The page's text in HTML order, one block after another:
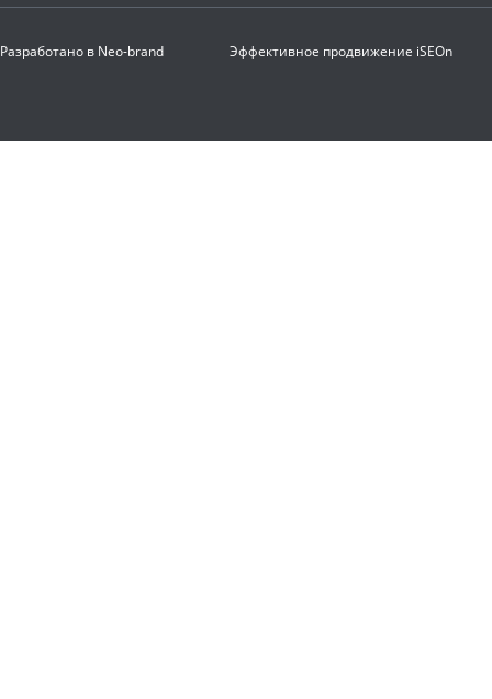
Разработано в Neo-brand Эффективное продвижение iSEOn